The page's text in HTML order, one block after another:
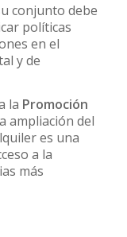
conjunto debe
políticas
en el
y de
la Promoción
ampliación del
es una
a la
más